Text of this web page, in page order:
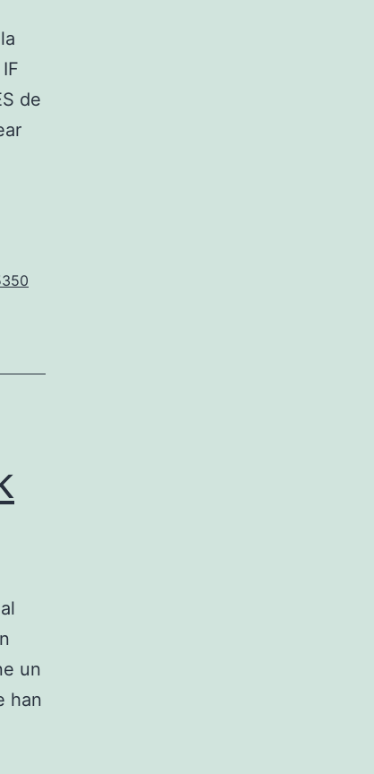
de
un
han